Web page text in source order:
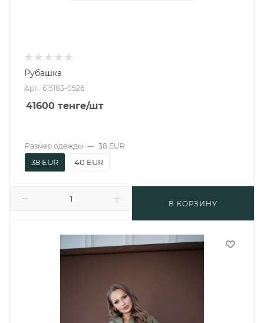
Рубашка
Арт.: 615183-0526
41600 тенге/шт
В КОРЗИНУ
Размер одежды — 38 EUR
38 EUR 40 EUR